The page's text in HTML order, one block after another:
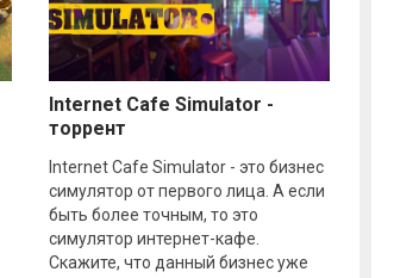
Internet Cafe Simulator -
торрент
Internet Cafe Simulator - это бизнес
симулятор от первого лица. А если
быть более точным, то это
симулятор интернет-кафе.
Скажите, что данный бизнес уже